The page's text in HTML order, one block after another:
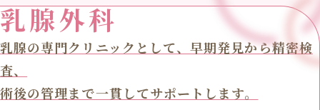
乳腺外科
乳腺の専門クリニックとして、早期発見から精密検
査、
術後の管理まで一貫してサポートします。